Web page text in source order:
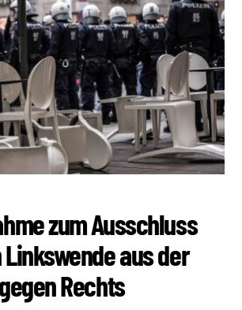
zum Ausschluss
aus der
Rechts